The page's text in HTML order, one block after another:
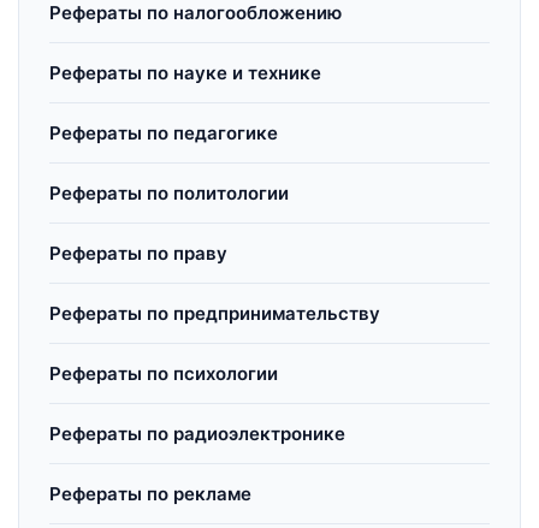
Рефераты по налогообложению
Рефераты по науке и технике
Рефераты по педагогике
Рефераты по политологии
Рефераты по праву
Рефераты по предпринимательству
Рефераты по психологии
Рефераты по радиоэлектронике
Рефераты по рекламе